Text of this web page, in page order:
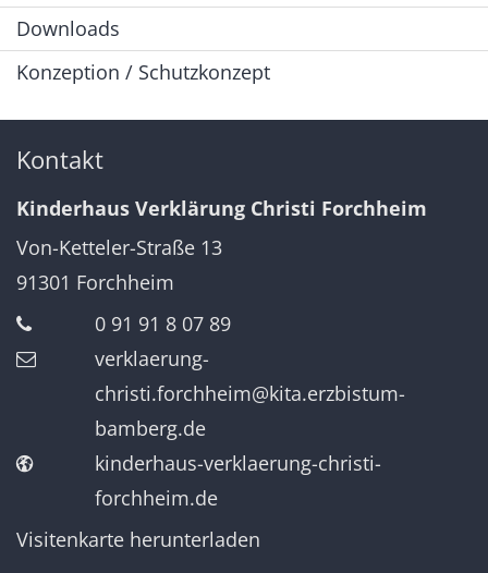
Downloads
Konzeption / Schutzkonzept
Kontakt
Kinderhaus Verklärung Christi Forchheim
Von-Ketteler-Straße 13
91301 Forchheim
0 91 91 8 07 89
verklaerung-
christi.forchheim@kita.erzbistum-
bamberg.de
kinderhaus-verklaerung-christi-
forchheim.de
Visitenkarte herunterladen